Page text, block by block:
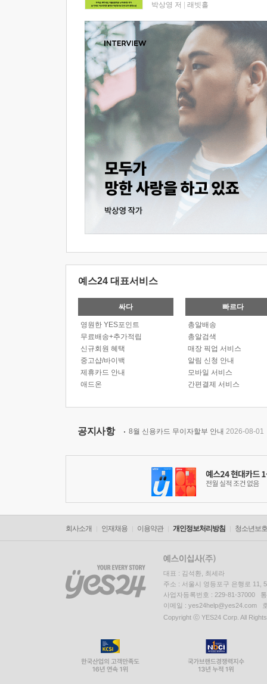
박상영 저 래빗홀
예스24 대표서비스
싸다
영원한 YES포인트
무료배송+추가적립
신규회원 혜택
중고샵/바이백
제휴카드 안내
애드온
빠르다
총알배송
총알검색
매장 픽업 서비스
알림 신청 안내
모바일 서비스
간편결제 서비스
공지사항 8월 신용카드 무이자할부 안내 2026-08-01
회사소개 인재채용 이용약관 개인정보처리방침 청소년보
대표 : 김석환, 최세라
주소 : 서울시 영등포구 은행로 11,
사업자등록번호 : 229-81-37000
이메일 : yes24help@yes24.com
Copyright ⓒ YES24 Corp. All